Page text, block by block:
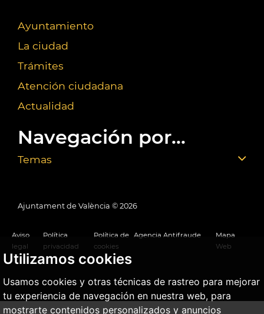
Utilizamos cookies
Usamos cookies y otras técnicas de rastreo para mejorar
tu experiencia de navegación en nuestra web, para
mostrarte contenidos personalizados y anuncios
Ayuntamiento
La ciudad
Trámites
Atención ciudadana
Actualidad
Navegación por...
Temas
Ajuntament de València © 2026
Aviso
legal
Política
privacidad
Política de
cookies
Agencia Antifraude
Mapa
Web